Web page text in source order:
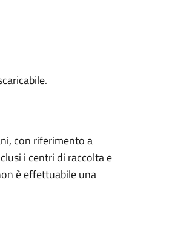
con riferimento a
i centri di raccolta e
è effettuabile una